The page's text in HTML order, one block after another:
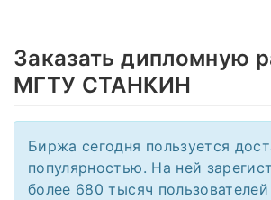
Заказать дипломную
МГТУ СТАНКИН
Биржа сегодня пользуется
популярностью. На ней
более 680 тысяч